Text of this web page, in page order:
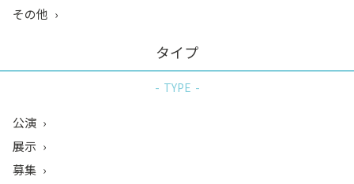
その他
タイプ
TYPE
公演
展示
募集